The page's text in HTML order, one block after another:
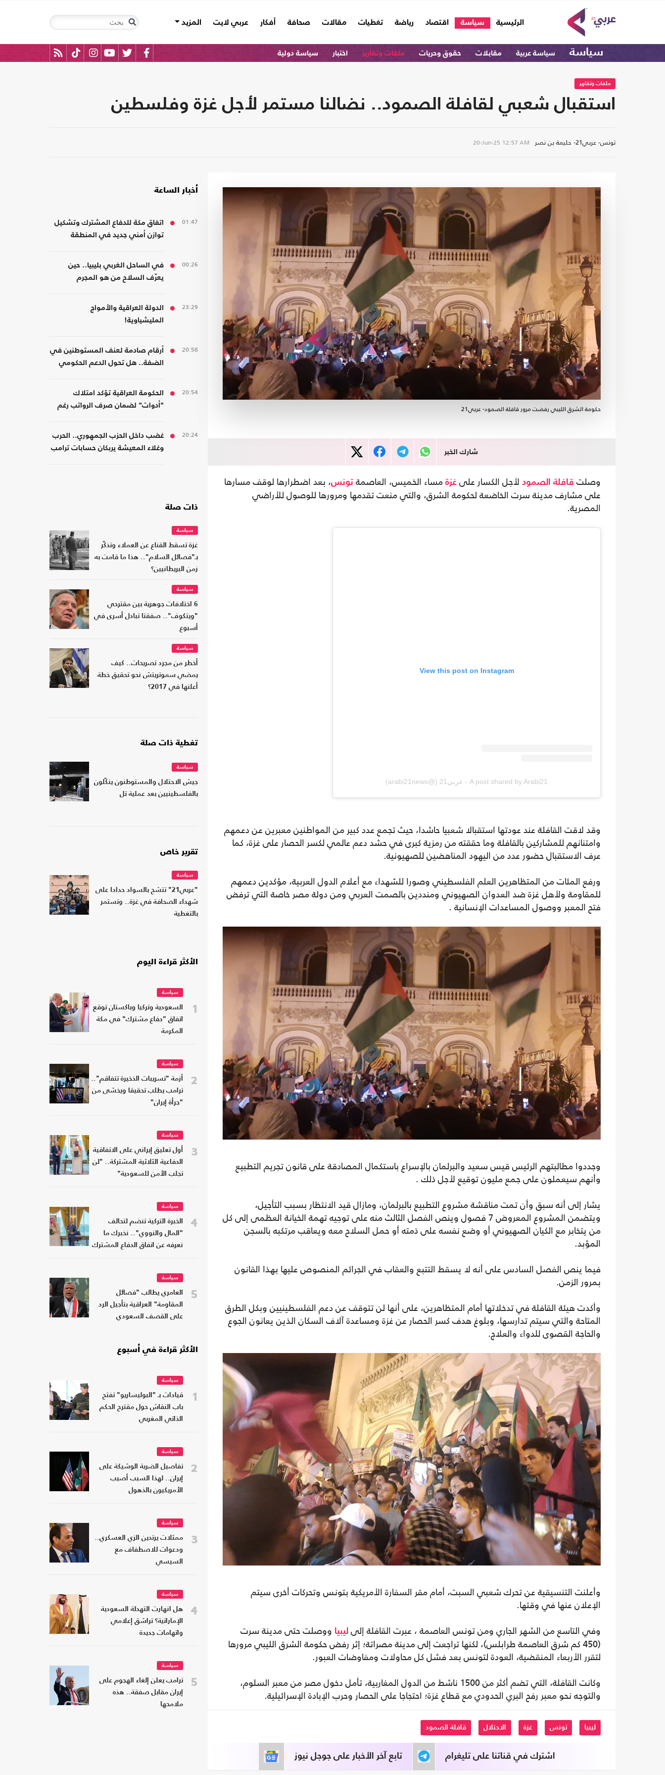
الرئيسية
(current) سياسة اقتصاد رياضة تغطيات مقالات صحافة أفكار عربي لايت المزيد
سياسة سياسة عربية مقابلات حقوق وحريات ملفات وتقارير اختبار سياسة دولية
ملفات وتقارير
استقبال شعبي لقافلة الصمود.. نضالنا مستمر لأجل غزة وفلسطين
تونس- عربي21- حليمة بن نصر 20-Jun-25 12:57 AM
حكومة الشرق الليبي رفضت مرور قافلة الصمود- عربي21
شارك الخبر
وصلت قافلة الصمود لأجل الكسار على غزة مساء الخميس، العاصمة تونس، بعد اضطرارها لوقف مسارها
على مشارف مدينة سرت الخاضعة لحكومة الشرق، والتي منعت تقدمها ومرورها للوصول للأراضي
المصرية.
View this post on Instagram
A post shared by Arabi21 - عربي21 (@arabi21news)
وقد لاقت القافلة عند عودتها استقبالا شعبيا حاشدا، حيث تجمع عدد كبير من المواطنين معبرين عن دعمهم
وامتنانهم للمشاركين بالقافلة وما حققته من رمزية كبرى في حشد دعم عالمي لكسر الحصار على غزة، كما
عرف الاستقبال حضور عدد من اليهود المناهضين للصهيونية.
ورفع المئات من المتظاهرين العلم الفلسطيني وصورا للشهداء مع أعلام الدول العربية، مؤكدين دعمهم
للمقاومة ولأهل غزة ضد العدوان الصهيوني ومنددين بالصمت العربي ومن دولة مصر خاصة التي ترفض
فتح المعبر ووصول المساعدات الإنسانية .
وجددوا مطالبتهم الرئيس قيس سعيد والبرلمان بالإسراع باستكمال المصادقة على قانون تجريم التطبيع
وأنهم سيعملون على جمع مليون توقيع لأجل ذلك .
يشار إلى أنه سبق وأن تمت مناقشة مشروع التطبيع بالبرلمان، ومازال قيد الانتظار بسبب التأجيل،
ويتضمن المشروع المعروض 7 فصول وينص الفصل الثالث منه على توجيه تهمة الخيانة العظمى إلى كل
من يتخابر مع الكيان الصهيوني أو وضع نفسه على ذمته أو حمل السلاح معه ويعاقب مرتكبه بالسجن
المؤبد.
‌فيما ينص الفصل السادس على أنه لا يسقط التتبع والعقاب في الجرائم المنصوص عليها بهذا القانون
بمرور الزمن.
وأكدت هيئة القافلة في تدخلاتها أمام المتظاهرين، على أنها لن تتوقف عن دعم الفلسطينيين وبكل الطرق
المتاحة والتي سيتم تدارسها، وبلوغ هدف كسر الحصار عن غزة ومساعدة آلاف السكان الذين يعانون الجوع
والحاجة القصوى للدواء والعلاج.
وأعلنت التنسيقية عن تحرك شعبي السبت، أمام مقر السفارة الأمريكية بتونس وتحركات أخرى سيتم
الإعلان عنها في وقتها.
وفي التاسع من الشهر الجاري ومن تونس العاصمة ، عبرت القافلة إلى ليبيا ووصلت حتى مدينة سرت
(450 كم شرق العاصمة طرابلس)، لكنها تراجعت إلى مدينة مصراتة؛ إثر رفض حكومة الشرق الليبي مرورها
لتقرر الأربعاء المنقضية، العودة لتونس بعد فشل كل محاولات ومفاوضات العبور.
وكانت القافلة، التي تضم أكثر من 1500 ناشط من الدول المغاربية، تأمل دخول مصر من معبر السلوم،
والتوجه نحو معبر رفح البري الحدودي مع قطاع غزة؛ احتجاجا على الحصار وحرب الإبادة الإسرائيلية.
ليبيا تونس غزة الاحتلال قافلة الصمود
تابع آخر الأخبار على جوجل نيوز اشترك في قناتنا على تليغرام
أخبار الساعة
01:47
اتفاق مكة للدفاع المشترك وتشكيل
توازن أمني جديد في المنطقة
00:26
في الساحل الغربي بليبيا.. حين
يعرّف السلاح من هو المجرم
23:29
الدولة العراقية والأمواج
المليشياوية!
20:58
أرقام صادمة لعنف المستوطنين في
الضفة.. هل تحول الدعم الحكومي
20:54
الحكومة العراقية تؤكد امتلاك
"أدوات" لضمان صرف الرواتب رغم
20:24
غضب داخل الحزب الجمهوري.. الحرب
وغلاء المعيشة يربكان حسابات ترامب
ذات صلة
سياسة
غزة تسقط القناع عن العملاء وتذكّر
بـ"فصائل السلام".. هذا ما قامت به
زمن البريطانيين؟
سياسة
6 اختلافات جوهرية بين مقترحي
"ويتكوف".. صفقتا تبادل أسرى في
أسبوع
سياسة
أخطر من مجرد تصريحات.. كيف
يمضي سموتريتش نحو تحقيق خطة
أعلنها في 2017؟
تغطية ذات صلة
سياسة
جيش الاحتلال والمستوطنون ينكّلون
بالفلسطينيين بعد عملية تل
تقرير خاص
سياسة
"عربي21" تتشح بالسواد حدادا على
شهداء الصحافة في غزة.. وتستمر
بالتغطية
الأكثر قراءة اليوم
1
سياسة
السعودية وتركيا وباكستان توقع
اتفاق "دفاع مشترك" في مكة
المكرمة
2
سياسة
أزمة "تسريبات الذخيرة تتفاقم"..
ترامب يطلب تحقيقا ويخشى من
"جرأة إيران"
3
سياسة
أول تعليق إيراني على الاتفاقية
الدفاعية الثلاثية المشتركة.. "لن
تجلب الأمن للسعودية"
4
سياسة
الخبرة التركية تنضم لتحالف
"المال والنووي".. نخبرك ما
نعرفه عن اتفاق الدفاع المشترك
5
سياسة
العامري يطالب "فصائل
المقاومة" العراقية بتأجيل الرد
على القصف السعودي
الأكثر قراءة في أسبوع
1
سياسة
قيادات بـ "البوليساريو" تفتح
باب النقاش حول مقترح الحكم
الذاتي المغربي
2
سياسة
تفاصيل الضربة الوشيكة على
إيران.. لهذا السبب أصيب
الأمريكيون بالذهول
3
سياسة
ممثلات يرتدين الزي العسكري..
ودعوات للاصطفاف مع
السيسي
4
سياسة
هل انهارت التهدئة السعودية
الإماراتية؟ تراشق إعلامي
واتهامات جديدة
5
سياسة
ترامب يعلن إلغاء الهجوم على
إيران مقابل صفقة.. هذه
ملامحها